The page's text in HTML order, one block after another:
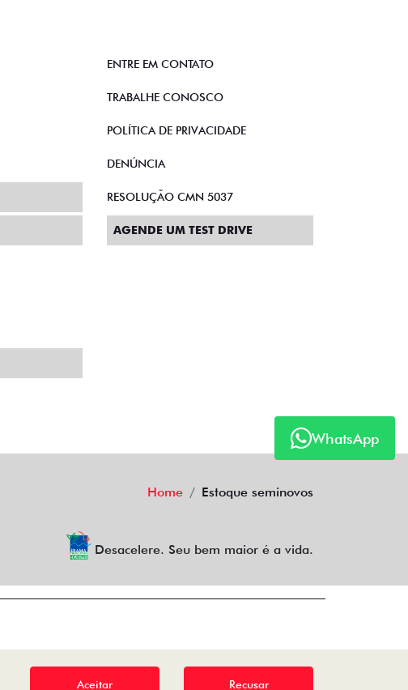
WhatsApp
ENTRE EM CONTATO
TRABALHE CONOSCO
POLÍTICA DE PRIVACIDADE
DENÚNCIA
RESOLUÇÃO CMN 5037
AGENDE UM TEST DRIVE
Home Estoque seminovos
Desacelere. Seu bem maior é a vida.
Aceitar Recusar